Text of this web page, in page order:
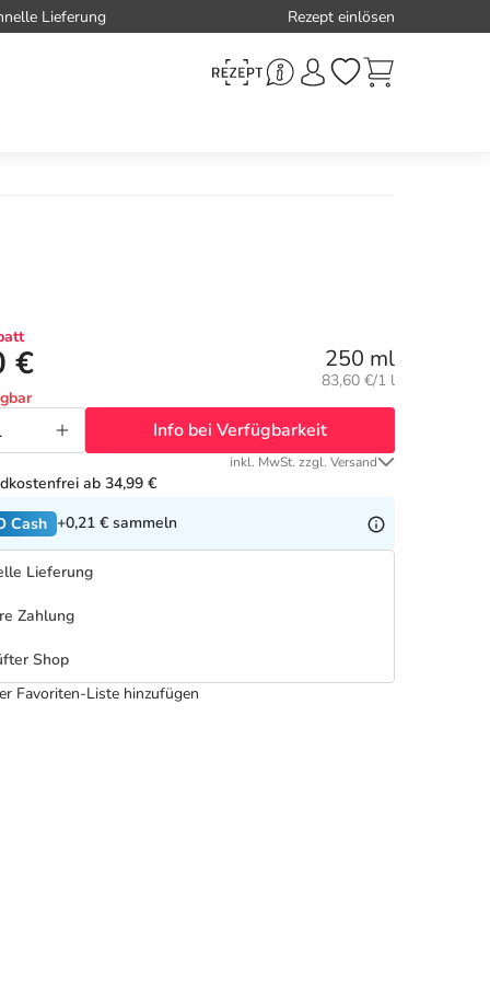
Lieferung Rezept einlösen
€ 250 ml
Grundpreis:
83,60 €/1 l
Info bei Verfügbarkeit
inkl. MwSt. zzgl. Versand
ab 34,99 €
Cash +0,21 € sammeln
Lieferung
Zahlung
Shop
Favoriten-Liste hinzufügen